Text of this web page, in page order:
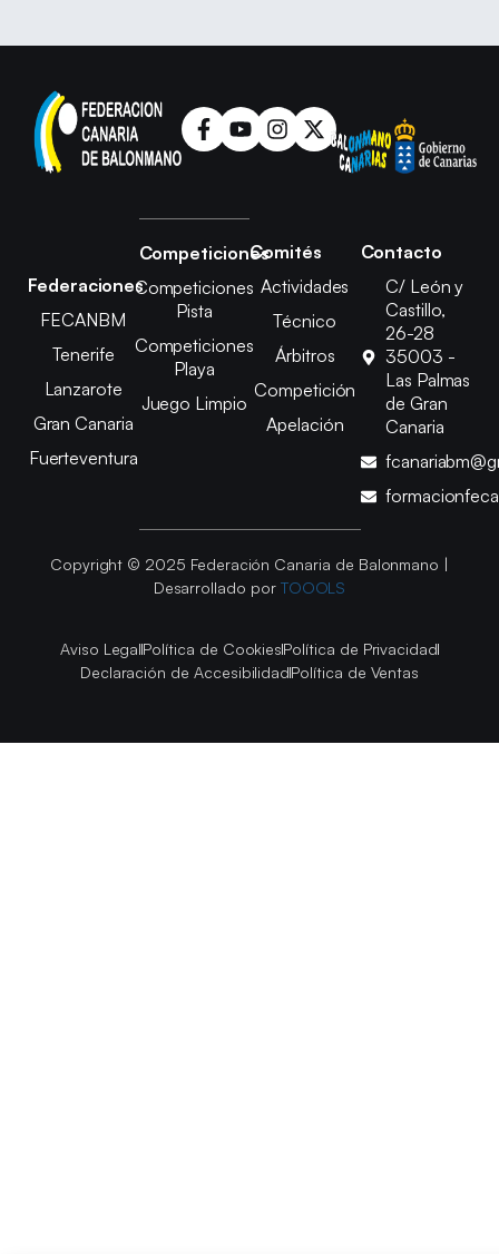
Federaciones
FECANBM
Tenerife
Lanzarote
Gran Canaria
Fuerteventura
Competiciones
Competiciones
Pista
Competiciones
Playa
Juego Limpio
Comités
Actividades
Técnico
Árbitros
Competición
Apelación
Contacto
C/ León y
Castillo,
26-28
35003 -
Las Palmas
de Gran
Canaria
Copyright © 2025 Federación Canaria de Balonmano |
Desarrollado por TOOOLS
Aviso LegalPolítica de CookiesPolítica de Privacidad
Declaración de AccesibilidadPolítica de Ventas